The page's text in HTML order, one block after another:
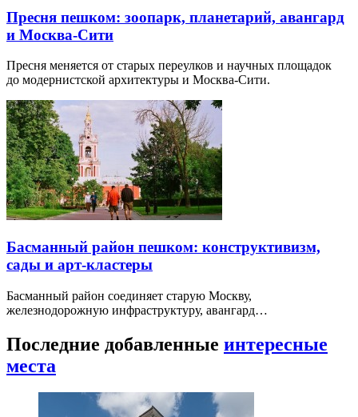
Пресня пешком: зоопарк, планетарий, авангард
и Москва-Сити
Пресня меняется от старых переулков и научных площадок
до модернистской архитектуры и Москва-Сити.
Басманный район пешком: конструктивизм,
сады и арт-кластеры
Басманный район соединяет старую Москву,
железнодорожную инфраструктуру, авангард…
Последние добавленные интересные
места